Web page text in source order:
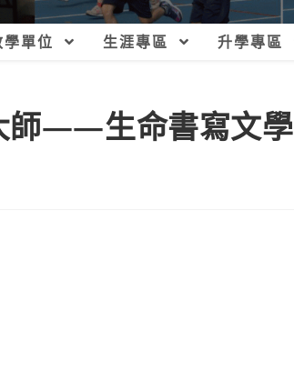
學單位 生涯專區 升學專區
師——生命書寫文學